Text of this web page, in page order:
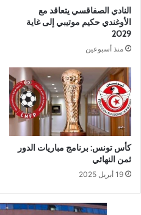
النادي الصفاقسي يتعاقد مع
الأوغندي حكيم موتيبي إلى غاية
2029
منذ أسبوعين
كأس تونس: برنامج مباريات الدور
ثمن النهائي
19 أبريل 2025